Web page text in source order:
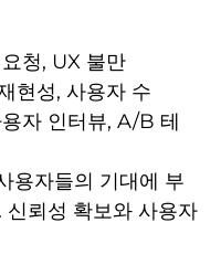
청, UX 불만
현성, 사용자 수
자 인터뷰, A/B 테
용자들의 기대에 부
신뢰성 확보와 사용자